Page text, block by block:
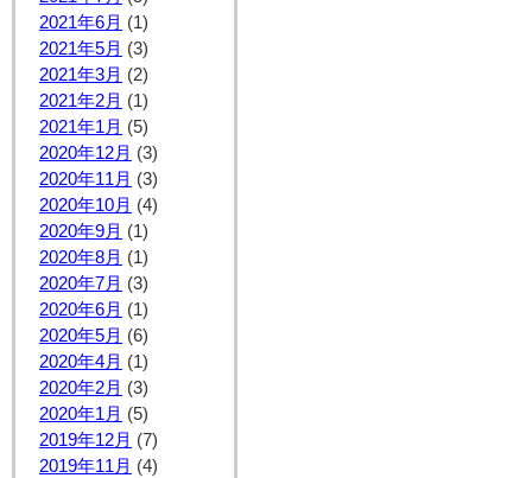
2021年6月 (1)
2021年5月 (3)
2021年3月 (2)
2021年2月 (1)
2021年1月 (5)
2020年12月 (3)
2020年11月 (3)
2020年10月 (4)
2020年9月 (1)
2020年8月 (1)
2020年7月 (3)
2020年6月 (1)
2020年5月 (6)
2020年4月 (1)
2020年2月 (3)
2020年1月 (5)
2019年12月 (7)
2019年11月 (4)